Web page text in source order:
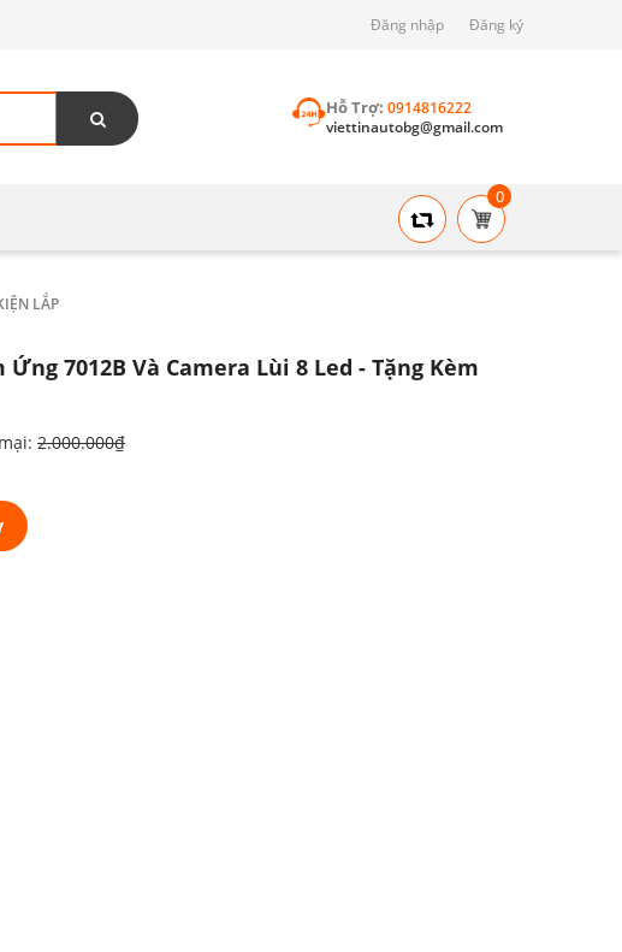
Đăng nhập Đăng ký
Hỗ Trợ:0914816222
viettinautobg@gmail.com
0
LẮP
7012B Và Camera Lùi 8 Led - Tặng Kèm
2.000.000₫